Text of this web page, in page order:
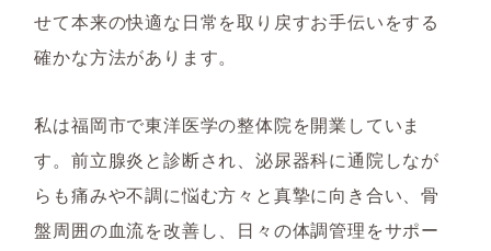
せて本来の快適な日常を取り戻すお手伝いをする
確かな方法があります。
私は福岡市で東洋医学の整体院を開業していま
す。前立腺炎と診断され、泌尿器科に通院しなが
らも痛みや不調に悩む方々と真摯に向き合い、骨
盤周囲の血流を改善し、日々の体調管理をサポー